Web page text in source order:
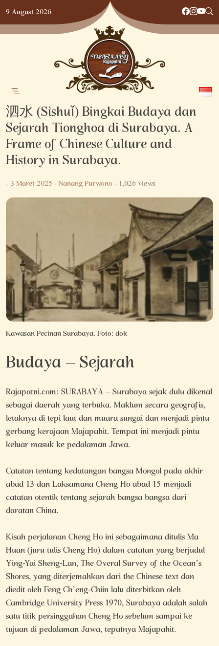
Skip
to
content
9 August 2026
泗水 (Sìshuǐ) Bingkai Budaya dan
Sejarah Tionghoa di Surabaya. A
Frame of Chinese Culture and
History in Surabaya.
-3 Maret 2025-Nanang Purwono- 1,026 views
Kawasan Pecinan Surabaya. Foto: dok
Budaya – Sejarah
Rajapatni.com: SURABAYA – Surabaya sejak dulu dikenal
sebagai daerah yang terbuka. Maklum secara geografis,
letaknya di tepi laut dan muara sungai dan menjadi pintu
gerbang kerajaan Majapahit. Tempat ini menjadi pintu
keluar masuk ke pedalaman Jawa.
Catatan tentang kedatangan bangsa Mongol pada akhir
abad 13 dan Laksamana Cheng Ho abad 15 menjadi
catatan otentik tentang sejarah bangsa bangsa dari
daratan China.
Kisah perjalanan Cheng Ho ini sebagaimana ditulis Ma
Huan (juru tulis Cheng Ho) dalam catatan yang berjudul
Ying-Yai Sheng-Lan, The Overal Survey of the Ocean’s
Shores, yang diterjemahkan dari the Chinese text dan
diedit oleh Feng Ch’eng-Chiin lalu diterbitkan oleh
Cambridge University Press 1970, Surabaya adalah salah
satu titik persinggahan Cheng Ho sebelum sampai ke
tujuan di pedalaman Jawa, tepatnya Majapahit.